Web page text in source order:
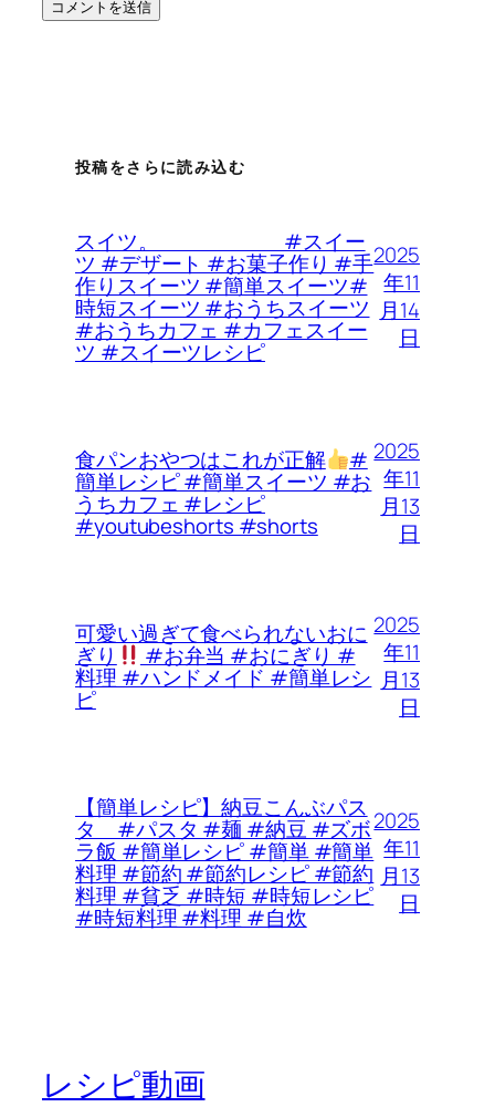
投稿をさらに読み込む
スイツ。 #スイー
ツ #デザート #お菓子作り #手
作りスイーツ #簡単スイーツ#
時短スイーツ #おうちスイーツ
#おうちカフェ #カフェスイー
ツ #スイーツレシピ
2025
年11
月14
日
食パンおやつはこれが正解 #
簡単レシピ #簡単スイーツ #お
うちカフェ #レシピ
#youtubeshorts #shorts
2025
年11
月13
日
可愛い過ぎて食べられないおに
ぎり #お弁当 #おにぎり #
料理 #ハンドメイド #簡単レシ
ピ
2025
年11
月13
日
【簡単レシピ】納豆こんぶパス
タ #パスタ #麺 #納豆 #ズボ
ラ飯 #簡単レシピ #簡単 #簡単
料理 #節約 #節約レシピ #節約
料理 #貧乏 #時短 #時短レシピ
#時短料理 #料理 #自炊
2025
年11
月13
日
レシピ動画